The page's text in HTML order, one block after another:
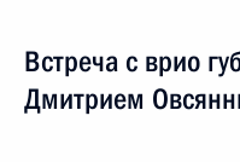
Встреча с врио
Дмитрием